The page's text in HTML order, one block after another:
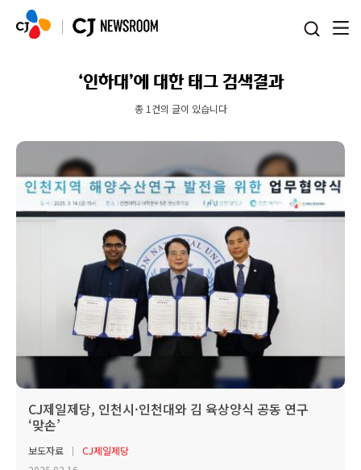
‘인하대’에 대한 태그 검색결과
총 1건의 글이 있습니다
CJ제일제당, 인천시·인천대와 김 육상양식 공동 연구
‘맞손’
보도자료
CJ제일제당